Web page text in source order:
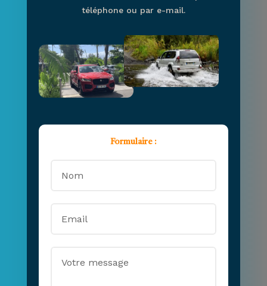
téléphone ou par e-mail.
Formulaire :